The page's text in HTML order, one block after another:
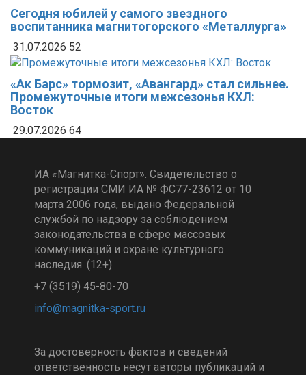
Сегодня юбилей у самого звездного
воспитанника магнитогорского «Металлурга»
31.07.2026 52
«Ак Барс» тормозит, «Авангард» стал сильнее.
Промежуточные итоги межсезонья КХЛ:
Восток
29.07.2026 64
ИА «Магнитка-Спорт». Свидетельство о
регистрации СМИ ИА № ФС77-23612 от 10
марта 2006 года, выдано Федеральной
службой по надзору за соблюдением
законодательства в сфере массовых
коммуникаций и охране культурного
наследия. (12+)
+7 (3519) 45-80-70
За достоверность фактов и сведений
ответственность несут авторы публикаций и